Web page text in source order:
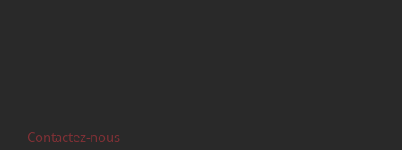
Contactez-nous